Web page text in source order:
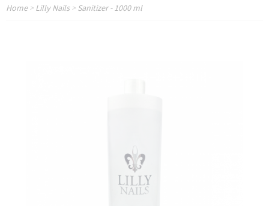
Home>Lilly Nails>Sanitizer - 1000 ml